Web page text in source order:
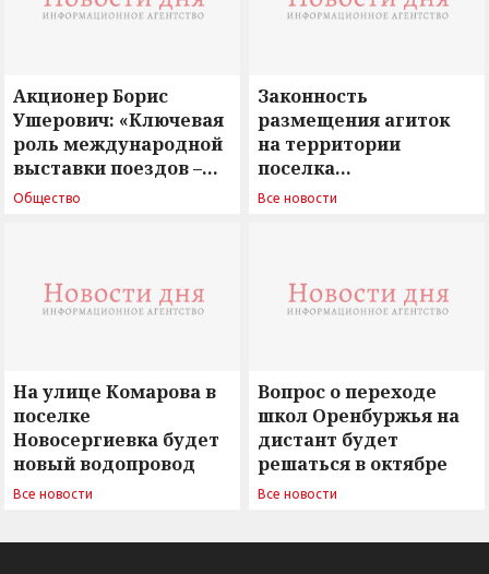
Акционер Борис
Ушерович: «Ключевая
роль международной
выставки поездов –
поиск ответов на
Общество
Законность
размещения агиток
на территории
поселка
Новосергиевка
Все новости
На улице Комарова в
поселке
Новосергиевка будет
новый водопровод
Все новости
Вопрос о переходе
школ Оренбуржья на
дистант будет
решаться в октябре
Все новости